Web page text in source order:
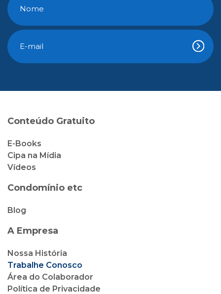
Conteúdo Gratuito
E-Books
Cipa na Mídia
Vídeos
Condomínio etc
Blog
A Empresa
Nossa História
Trabalhe Conosco
Área do Colaborador
Política de Privacidade